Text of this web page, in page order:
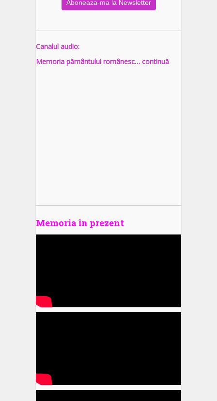
Canalul audio:
Memoria pământului românesc… continuă
Memoria în prezent